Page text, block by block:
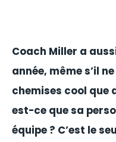
Coach Miller a
année, même s’il
chemises cool que
est-ce que sa
équipe ? C’est le